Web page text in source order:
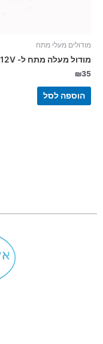
מודולים מעלי מתח
מודול מעלה מתח ל- 12V±
₪35
הוספה לסל